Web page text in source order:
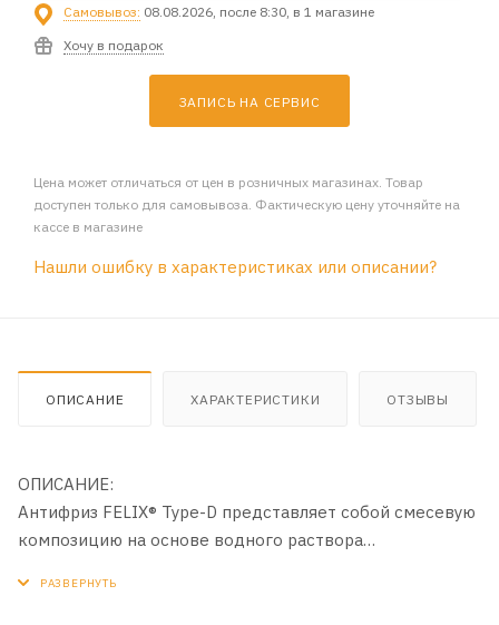
Самовывоз: 08.08.2026, после 8:30, в 1 магазине
Хочу в подарок
ЗАПИСЬ НА СЕРВИС
Цена может отличаться от цен в розничных магазинах. Товар
доступен только для самовывоза. Фактическую цену уточняйте на
кассе в магазине
Нашли ошибку в характеристиках или описании?
ОПИСАНИЕ ХАРАКТЕРИСТИКИ ОТЗЫВЫ
ОПИСАНИЕ:
Антифриз FELIX® Type-D представляет собой смесевую
композицию на основе водного раствора